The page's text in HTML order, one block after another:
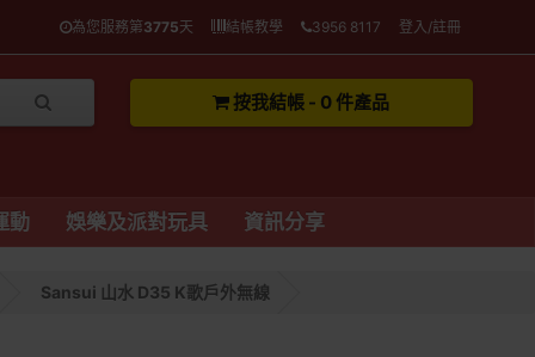
為您服務第3775天 結帳教學 3956 8117 登入/註冊
按我結帳 - 0 件產品
動 娛樂及派對玩具 資訊分享
Sansui 山水 D35 K歌戶外無線